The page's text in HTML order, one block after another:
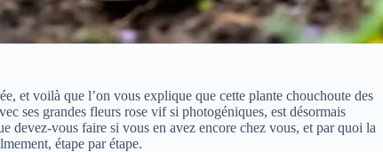
et voilà que l’on vous explique que cette plante chouchoute des
ses grandes fleurs rose vif si photogéniques, est désormais
devez-vous faire si vous en avez encore chez vous, et par quoi la
étape par étape.